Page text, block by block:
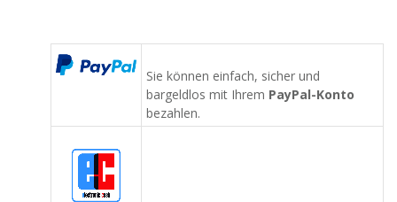
Sie können einfach, sicher und
bargeldlos mit Ihrem PayPal-Konto
bezahlen.